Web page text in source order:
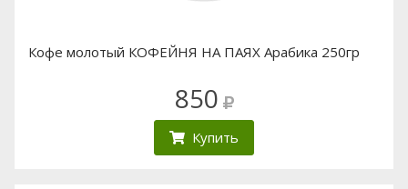
Кофе молотый КОФЕЙНЯ НА ПАЯХ Арабика 250гр
850
Купить